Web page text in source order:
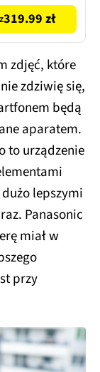
319.99 zł
zdjęć, które
zdziwię się,
będą
aparatem.
to urządzenie
lepszymi
Panasonic
miał w
przy